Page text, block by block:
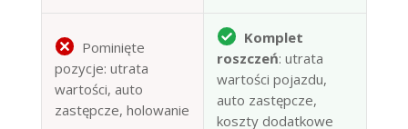
Pominięte
pozycje: utrata
wartości, auto
zastępcze, holowanie
Komplet
roszczeń: utrata
wartości pojazdu,
auto zastępcze,
koszty dodatkowe